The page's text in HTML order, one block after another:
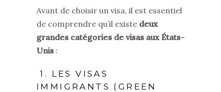
Avant de choisir un visa, il est essentiel
de comprendre qu’il existe deux
grandes catégories de visas aux États-
Unis :
1. LES VISAS
IMMIGRANTS (GREEN